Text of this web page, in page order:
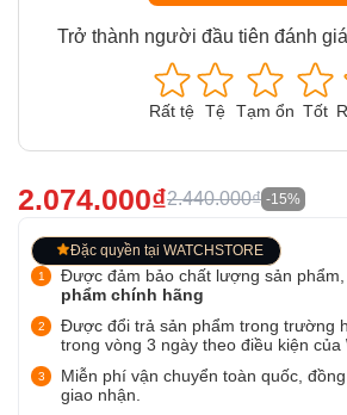
Trở thành người đầu tiên đánh
Rất tệ Tệ Tạm ổn Tốt
2.074.000₫2.440.000₫ -15%
Đặc quyền tại WATCHSTORE
Được đảm bảo chất lượng sản phẩm,
phẩm chính hãng
Được đổi trả sản phẩm trong trường
trong vòng 3 ngày theo điều kiện của
Miễn phí vận chuyển toàn quốc,
giao nhận.